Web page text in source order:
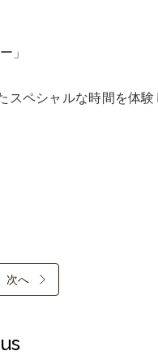
」
スペシャルな時間を体験
次へ